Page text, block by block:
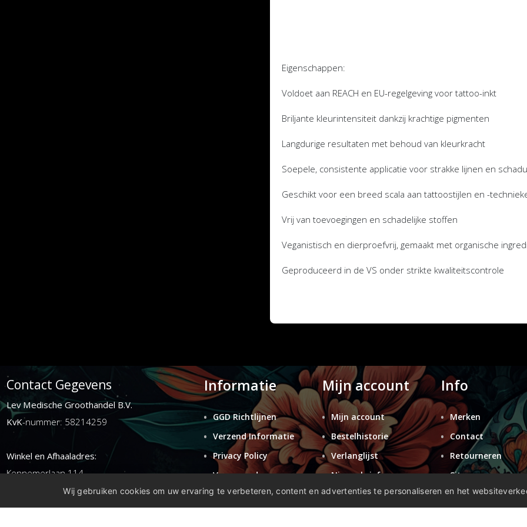
Eigenschappen:
Voldoet aan REACH en EU-regelgeving voor tattoo-inkt
Briljante kleurintensiteit dankzij krachtige pigmenten
Langdurige resultaten met behoud van kleurkracht
Soepele, consistente applicatie voor strakke lijnen en
Geschikt voor een breed scala aan tattoostijlen en -
Vrij van toevoegingen en schadelijke stoffen
Veganistisch en dierproefvrij, gemaakt met organische
Geproduceerd in de VS onder strikte kwaliteitscontrole
Contact Gegevens
Lev Medische Groothandel B.V.
KvK-nummer: 58214259
Winkel en Afhaaladres:
Kennemerlaan 114
1972ER ijmuiden
Informatie
GGD Richtlijnen
Verzend Informatie
Privacy Policy
Voorwaarden
Retouren
Mijn account
Mijn account
Bestelhistorie
Verlanglijst
Nieuwsbrief
Info
Merken
Contact
Retourneren
Sitemap
Wij gebruiken cookies om uw ervaring te verbeteren, content en advertenties te personaliseren en het